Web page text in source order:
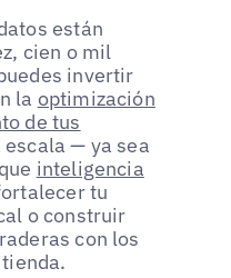
están
cien o mil
invertir
la optimización
de tus
escala — ya sea
inteligencia
tu
o construir
con los